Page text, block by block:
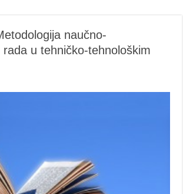
naučno-
u tehničko-tehnološkim